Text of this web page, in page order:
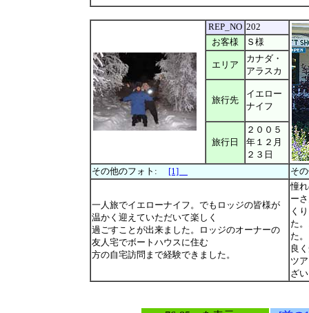
REP_NO 202
お客様
Ｓ様
エリア
カナダ・
アラスカ
旅行先
イエロー
ナイフ
旅行日
２００５
年１２月
２３日
その他のフォト: [1] そ
一人旅でイエローナイフ。でもロッジの皆様が
温かく迎えていただいて楽しく
過ごすことが出来ました。ロッジのオーナーの
友人宅でボートハウスに住む
方の自宅訪問まで経験できました。
憧
ー
く
た
た
良
ツ
ざ